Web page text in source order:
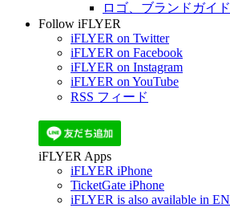
ロゴ、ブランドガイ
Follow iFLYER
iFLYER on Twitter
iFLYER on Facebook
iFLYER on Instagram
iFLYER on YouTube
RSS フィード
iFLYER Apps
iFLYER iPhone
TicketGate iPhone
iFLYER is also available in